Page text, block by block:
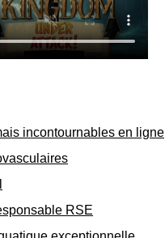
incontournables en ligne
RSE